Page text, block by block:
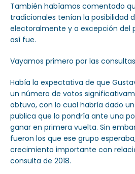
También habíamos comentado
tradicionales tenían la posibilidad
electoralmente y a excepción del
así fue.
Vayamos primero por las
Había la expectativa de que
un número de votos
obtuvo, con lo cual habría dado
publica que lo pondría ante una
ganar en primera vuelta. Sin
fueron los que ese grupo
crecimiento importante con
consulta de 2018.